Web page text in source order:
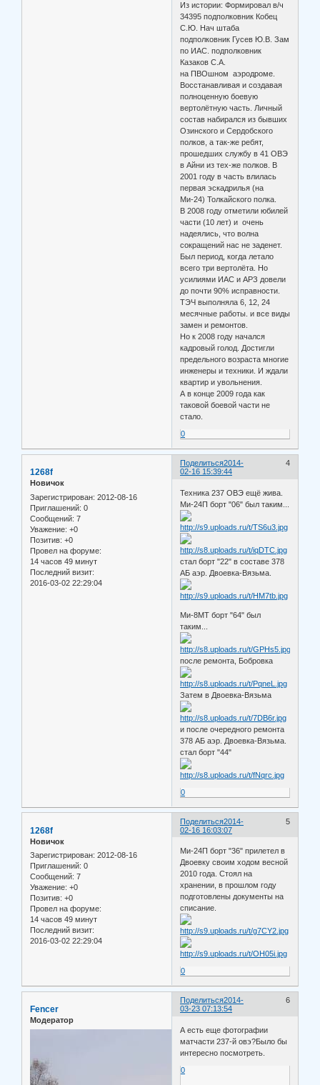
Из истории: Формировал в/ч
34395 подполковник Кобец
С.Ю. Нач штаба
подполковник Гусев Ю.В. Зам
по ИАС. подполковник
Казаков С.А.
на ПВОшном аэродроме.
Восстанавливая и создавая
полноценную боевую
вертолётную часть. Личный
состав набирался из бывших
Озинского и Сердобского
полков, а так-же ребят,
прошедших службу в 41 ОВЭ
в Айни из тех-же полков. В
2001 году в часть влилась
первая эскадрилья (на
Ми-24) Толкайского полка.
В 2008 году отметили юбилей
части (10 лет) и очень
надеялись, что волна
сокращений нас не заденет.
Был период, когда летало
всего три вертолёта. Но
усилиями ИАС и АРЗ довели
до почти 90% исправности.
ТЭЧ выполняла 6, 12, 24
месячные работы. и все виды
замен и ремонтов.
Но к 2008 году начался
кадровый голод. Достигли
предельного возраста многие
инженеры и техники. И ждали
квартир и увольнения.
А в конце 2009 года как
таковой боевой части не
стало.
0
Поделиться 4
2014-
02-16 15:39:44
1268f
Новичок
Зарегистрирован: 2012-08-16
Приглашений: 0
Сообщений: 7
Уважение: +0
Позитив: +0
Провел на форуме:
14 часов 49 минут
Последний визит:
2016-03-02 22:29:04
Техника 237 ОВЭ ещё жива.
Ми-24П борт "06" был таким...
стал борт "22" в составе 378
АБ аэр. Двоевка-Вязьма.
Ми-8МТ борт "64" был
таким...
после ремонта, Бобровка
Затем в Двоевка-Вязьма
и после очередного ремонта
378 АБ аэр. Двоевка-Вязьма.
стал борт "44"
0
Поделиться 5
2014-
02-16 16:03:07
1268f
Новичок
Зарегистрирован: 2012-08-16
Приглашений: 0
Сообщений: 7
Уважение: +0
Позитив: +0
Провел на форуме:
14 часов 49 минут
Последний визит:
2016-03-02 22:29:04
Ми-24П борт "36" прилетел в
Двоевку своим ходом весной
2010 года. Стоял на
хранении, в прошлом году
подготовлены документы на
списание.
0
Поделиться 6
2014-
03-23 07:13:54
Fencer
Модератор
А есть еще фотографии
матчасти 237-й овэ?Было бы
интересно посмотреть.
0